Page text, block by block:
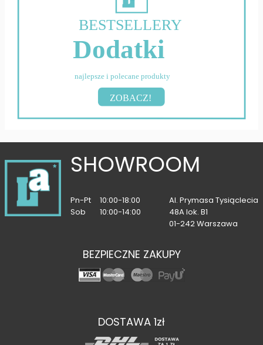
BESTSELLERY
Dodatki
najlepsze i polecane produkty
ZOBACZ!
SHOWROOM
Pn-Pt
10:00-18:00
Sob
10:00-14:00
Al. Prymasa Tysiąclecia
48A lok. B1
01-242 Warszawa
BEZPIECZNE ZAKUPY
DOSTAWA 1zł